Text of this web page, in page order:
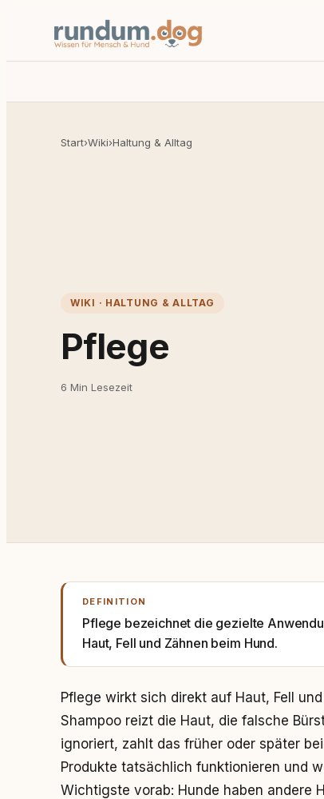
Start›Wiki›Haltung & Alltag
WIKI · HALTUNG & ALLTAG
Pflege
6 Min Lesezeit
DEFINITION
Pflege bezeichnet die gezielte
Haut, Fell und Zähnen beim Hund.
Pflege wirkt sich direkt auf Haut, Fell
Shampoo reizt die Haut, die falsche
ignoriert, zahlt das früher oder später
Produkte tatsächlich funktionieren und
Wichtigste vorab: Hunde haben andere